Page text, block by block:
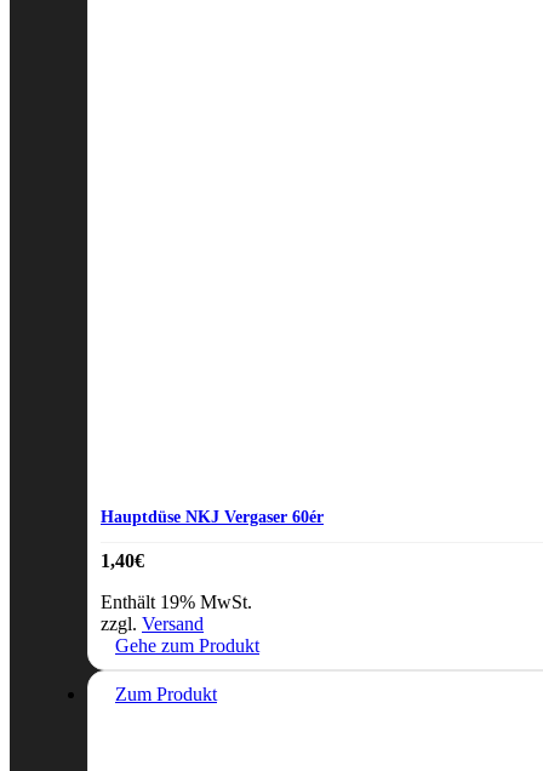
Hauptdüse NKJ Vergaser 60ér
1,40€
Enthält 19% MwSt.
zzgl. Versand
Gehe zum Produkt
Zum Produkt